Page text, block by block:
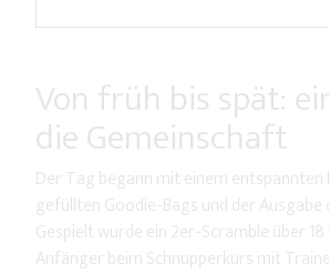
Von früh bis spät:
die Gemeinschaft
Der Tag begann mit einem entspannten
gefüllten Goodie-Bags und der Ausgabe
Gespielt wurde ein 2er-Scramble über
Anfänger beim Schnupperkurs mit